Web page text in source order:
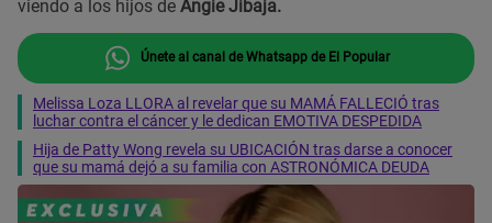
viendo a los hijos de Angie Jibaja.
Únete al canal de Whatsapp de El Popular
Melissa Loza LLORA al revelar que su MAMÁ FALLECIÓ tras
luchar contra el cáncer y le dedican EMOTIVA DESPEDIDA
Hija de Patty Wong revela su UBICACIÓN tras darse a conocer
que su mamá dejó a su familia con ASTRONÓMICA DEUDA